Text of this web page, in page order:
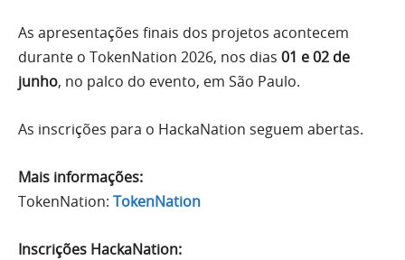
As apresentações finais dos projetos acontecem
durante o TokenNation 2026, nos dias 01 e 02 de
junho, no palco do evento, em São Paulo.
As inscrições para o HackaNation seguem abertas.
Mais informações:
TokenNation: TokenNation
Inscrições HackaNation: